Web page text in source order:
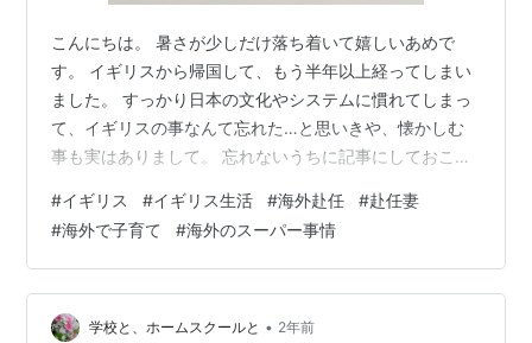
こんにちは。 暑さが少しだけ落ち着いて嬉しいあめで
す。 イギリスから帰国して、もう半年以上経ってしまい
ました。 すっかり日本の文化やシステムに慣れてしまっ
て、イギリスの事なんて忘れた…と思いきや、懐かしむ
事も実はありまして。 忘れないうちに記事にしておこう
に役立つ服やファッション小物を特集しようかと。 ま
ず、前提としてですが 【服を買うなら断然、日本が一
番！】というのは私がやっぱり思うこと。 流行りやサイ
ズ感、大人の定番服が違うので、ワイドパンツやシアー
シャツ、オーバーサイズ系のおしゃれなニットなんかを
#イギリス #イギリス生活 #海外赴任 #赴任妻
#海外で子育て #海外のスーパー事情
学校と、ホームスクールと • 2年前